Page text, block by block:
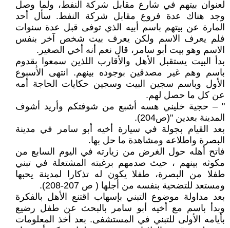
لعنوان بيتهم في شارع مقابل شركة النفط، ولما وصل
وجد هناك عدة فروع مقابل شركة النفط. سأل أحد
المارة عن بيتهم باسم أبيه الذي توفى قبل عدة سنوات
فلم يعرف الاسم ولكن يعرف بيت شخص آخر بنفس
الاسم وهو بيت أبو سامر، قال نعم أنه أخي الصغير.
بدأ البيت يستقبل الأهل والأقارب اللذين سمعوا بقدوم
باسم وهم غير مصدقين بوجوده بينهم. انتهى الأسبوع
الأول وباسم سجين البيت وسجين حكايات الحاجة أمه
عن كل ما حصل لهم.
" – حجية خليني هسه أشبع من شوفتكم وأريد أشوف
المدينة بعدين "(ص204).
بعد القيام بجولة في سيارة أخيه أبو سامر في مدينة
البصرة واطلاعه ومشاهدة ما حل بها.
فاتح أهله حول الغرض من زيارته في اليوم السابع من
مكوثه بينهم ، حيث صدمهم برغبته المشتعلة في تبني
طفلا من البصرة، طفلا يكون له تذكارا لمدينة يحبها
ومستعد للتضحية بنفسه من أجلها ( ص 207-208).
بعد مداولة موضوع التبني بإسهاب اقتنع الأهل بالفكرة
وبدأ باسم مع أخيه أبو سامر بالبحث عن طفل رضيع
بأيامه الأولى للتبني في المستشفى. بعد أخذ المعلومات